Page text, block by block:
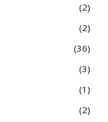
2
2
36
3
1
2